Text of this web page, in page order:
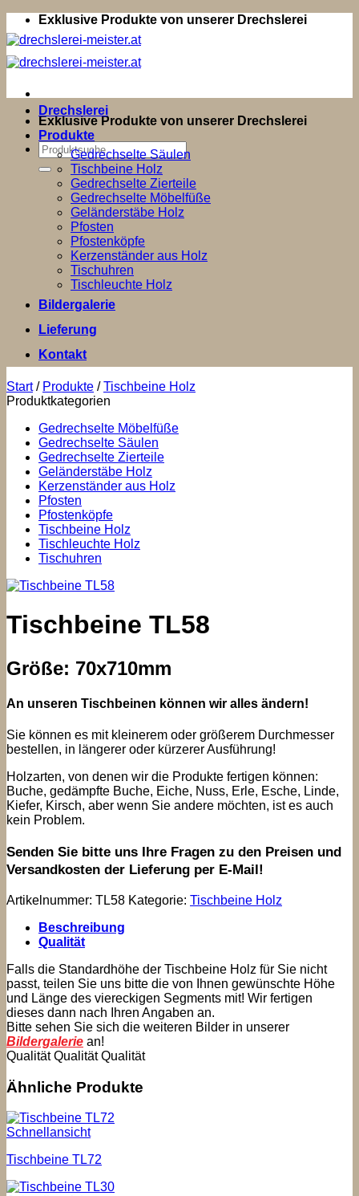
Zum
Inhalt
springen
Exklusive Produkte von unserer Drechslerei
Exklusive Produkte von unserer Drechslerei
Suchen
nach:
Drechslerei
Produkte
Gedrechselte Säulen
Tischbeine Holz
Gedrechselte Zierteile
Gedrechselte Möbelfüße
Geländerstäbe Holz
Pfosten
Pfostenköpfe
Kerzenständer aus Holz
Tischuhren
Tischleuchte Holz
Bildergalerie
Lieferung
Kontakt
Start / Produkte / Tischbeine Holz
Produktkategorien
Gedrechselte Möbelfüße
Gedrechselte Säulen
Gedrechselte Zierteile
Geländerstäbe Holz
Kerzenständer aus Holz
Pfosten
Pfostenköpfe
Tischbeine Holz
Tischleuchte Holz
Tischuhren
Tischbeine TL58
Größe: 70x710mm
An unseren Tischbeinen können wir alles ändern!
Sie können es mit kleinerem oder größerem Durchmesser
bestellen, in längerer oder kürzerer Ausführung!
Holzarten, von denen wir die Produkte fertigen können:
Buche, gedämpfte Buche, Eiche, Nuss, Erle, Esche, Linde,
Kiefer, Kirsch, aber wenn Sie andere möchten, ist es auch
kein Problem.
Senden Sie bitte uns Ihre Fragen zu den Preisen und
Versandkosten der Lieferung per E-Mail!
Artikelnummer: TL58 Kategorie: Tischbeine Holz
Beschreibung
Qualität
Falls die Standardhöhe der Tischbeine Holz für Sie nicht
passt, teilen Sie uns bitte die von Ihnen gewünschte Höhe
und Länge des viereckigen Segments mit! Wir fertigen
dieses dann nach Ihren Angaben an.
Bitte sehen Sie sich die weiteren Bilder in unserer
Bildergalerie an!
Qualität Qualität Qualität
Ähnliche Produkte
Schnellansicht
Tischbeine TL72